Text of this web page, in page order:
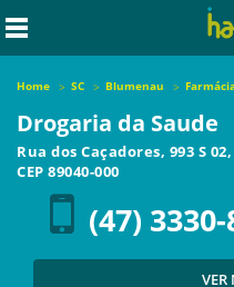
Home SC Blumenau
Drogaria da Saude
Rua dos Caçadores, 993 S
CEP 89040-000
(47)
VER